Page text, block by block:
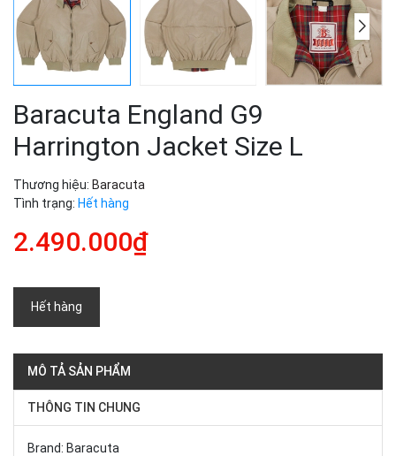
Baracuta England G9
Harrington Jacket Size L
Thương hiệu: Baracuta
Tình trạng: Hết hàng
2.490.000₫
Hết hàng
MÔ TẢ SẢN PHẨM
THÔNG TIN CHUNG
Brand: Baracuta